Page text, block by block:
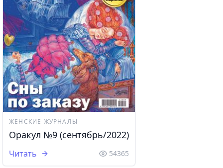
ЖЕНСКИЕ ЖУРНАЛЫ
Оракул №9 (сентябрь/2022)
Читать 54365